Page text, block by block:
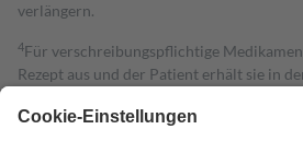
verlängern.
4Für verschreibungspflichtige
Rezept aus und der Patient erhält sie in
Kosten dafür, der Versicherte trägt einen